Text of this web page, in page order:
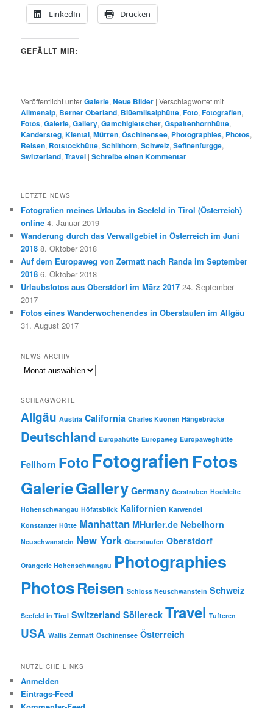
LinkedIn Drucken
GEFÄLLT MIR:
Veröffentlicht unterGalerie,Neue Bilder |Verschlagwortet mit
Allmenalp, Berner Oberland, Blüemlisalphütte,Foto,Fotografien,
Fotos,Galerie,Gallery,Gamchigletscher,Gspaltenhornhütte,
Kandersteg,Kiental,Mürren,Öschinensee, Photographies, Photos,
Reisen, Rotstockhütte,Schilthorn,Schweiz,Sefinenfurgge,
Switzerland,Travel |Schreibe einen Kommentar
LETZTE NEWS
Fotografien meines Urlaubs in Seefeld in Tirol (Österreich)
online 4. Januar 2019
Wanderung durch das Verwallgebiet in Österreich im Juni
2018 8. Oktober 2018
Auf dem Europaweg von Zermatt nach Randa im September
2018 6. Oktober 2018
Urlaubsfotos aus Oberstdorf im März 2017 24. September
2017
Fotos eines Wanderwochenendes in Oberstaufen im Allgäu
31. August 2017
NEWS ARCHIV
News
SCHLAGWORTE
Allgäu Austria California Charles Kuonen Hängebrücke
Deutschland Europahütte Europaweg Europaweghütte
Fellhorn Foto Fotografien Fotos
GalerieGallery Germany Gerstruben Hochleite
Hohenschwangau Höfatsblick Kalifornien Karwendel
Konstanzer Hütte Manhattan MHurler.de Nebelhorn
Neuschwanstein New York Oberstaufen Oberstdorf
Orangerie Hohenschwangau Photographies
PhotosReisen Schloss Neuschwanstein Schweiz
Seefeld in Tirol Switzerland Söllereck Travel Tufteren
USA Wallis Zermatt Öschinensee Österreich
NÜTZLICHE LINKS
Anmelden
Eintrags-Feed